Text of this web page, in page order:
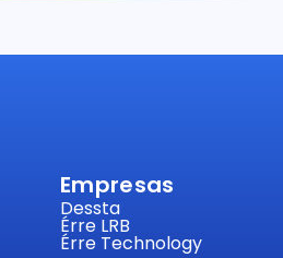
Empresas
Dessta
Érre LRB
Érre Technology